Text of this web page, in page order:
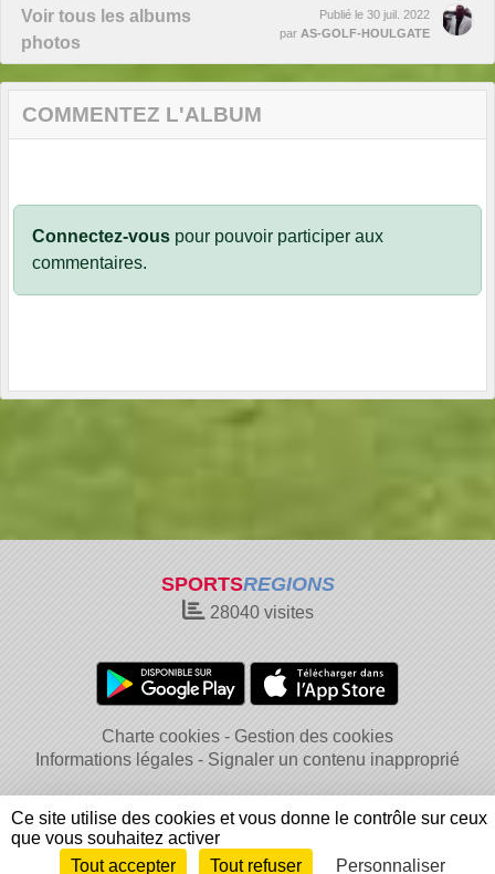
Voir tous les albums
photos
Publié le 30 juil. 2022
par AS-GOLF-HOULGATE
COMMENTEZ L'ALBUM
Connectez-vous pour pouvoir participer aux
commentaires.
SPORTSREGIONS
28040visites
Charte cookies
Gestion des cookies
Informations légales
Signaler un contenu inapproprié
Envie de participer ? Connexion
Ce site utilise des cookies et vous donne le contrôle sur ceux
que vous souhaitez activer
Tout accepter
Tout refuser Personnaliser